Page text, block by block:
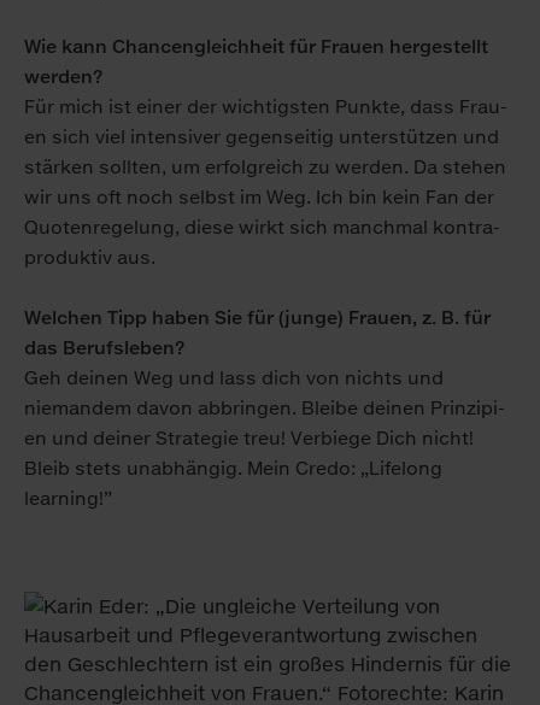
Wie kann Chancen­gleichheit für Frauen hergestellt
werden?
Für mich ist einer der wich­tig­sten Punkte, dass Frau­
en sich viel intensiver gegen­seitig unter­stützen und
stärken sollten, um erfolg­reich zu werden. Da stehen
wir uns oft noch selbst im Weg. Ich bin kein Fan der
Quoten­regelung, diese wirkt sich manch­mal kontra­
produktiv aus.
Welchen Tipp haben Sie für (junge) Frauen, z. B. für
das Berufsleben?
Geh deinen Weg und lass dich von nichts und
nieman­dem davon ab­bringen. Bleibe deinen Prin­zipi­
en und deiner Stra­tegie treu! Ver­biege Dich nicht!
Bleib stets un­abhängig. Mein Credo: „Lifelong
learning!”